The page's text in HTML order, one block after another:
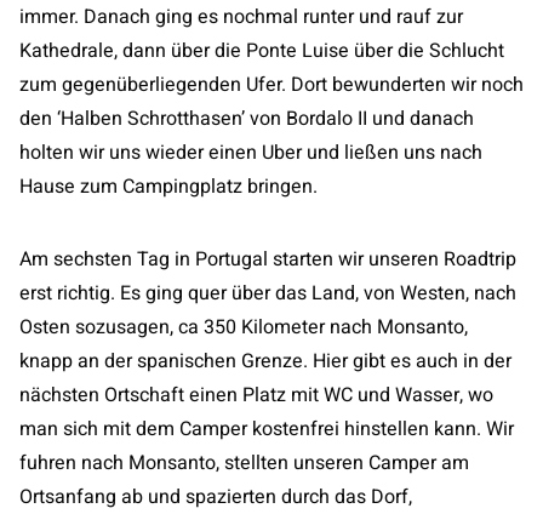
immer. Danach ging es nochmal runter und rauf zur
Kathedrale, dann über die Ponte Luise über die Schlucht
zum gegenüberliegenden Ufer. Dort bewunderten wir noch
den ‘Halben Schrotthasen’ von Bordalo II und danach
holten wir uns wieder einen Uber und ließen uns nach
Hause zum Campingplatz bringen.
Am sechsten Tag in Portugal starten wir unseren Roadtrip
erst richtig. Es ging quer über das Land, von Westen, nach
Osten sozusagen, ca 350 Kilometer nach Monsanto,
knapp an der spanischen Grenze. Hier gibt es auch in der
nächsten Ortschaft einen Platz mit WC und Wasser, wo
man sich mit dem Camper kostenfrei hinstellen kann. Wir
fuhren nach Monsanto, stellten unseren Camper am
Ortsanfang ab und spazierten durch das Dorf,